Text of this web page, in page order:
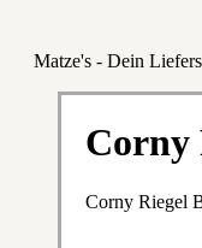
Matze's - Dein
Corny
Corny Riegel